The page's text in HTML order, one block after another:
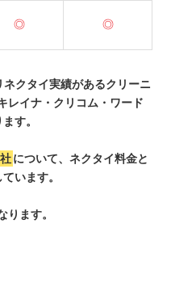
◎ ◎
ネクタイ実績があるクリーニ
レイナ・クリコム・ワード
す。
について、ネクタイ料金と
います。
ります。